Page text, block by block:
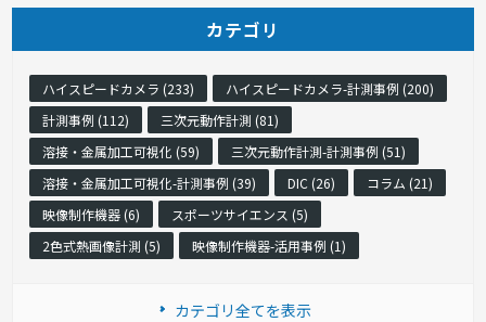
カテゴリ
ハイスピードカメラ (233)
ハイスピードカメラ-計測事例 (200)
計測事例 (112)
三次元動作計測 (81)
溶接・金属加工可視化 (59)
三次元動作計測-計測事例 (51)
溶接・金属加工可視化-計測事例 (39)
DIC (26)
コラム (21)
映像制作機器 (6)
スポーツサイエンス (5)
2色式熱画像計測 (5)
映像制作機器-活用事例 (1)
カテゴリ全てを表示